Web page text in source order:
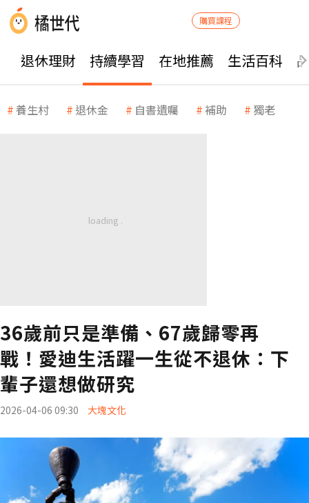
購買課程
退休理財 持續學習 在地推薦 生活百科
養生村 退休金 自書遺囑 補助 獨老
36歲前只是準備、67歲歸零再
戰！愛迪生活躍一生從不退休：下
輩子還想做研究
2026-04-06 09:30 大塊文化